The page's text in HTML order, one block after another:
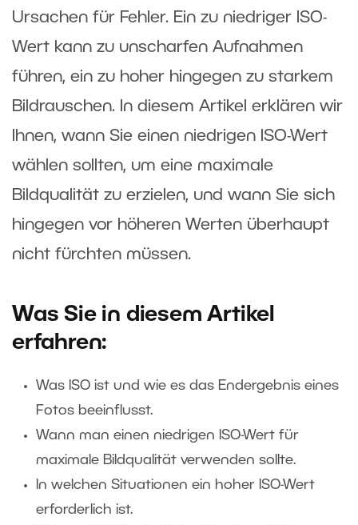
Ursachen für Fehler. Ein zu niedriger ISO-
Wert kann zu unscharfen Aufnahmen
führen, ein zu hoher hingegen zu starkem
Bildrauschen. In diesem Artikel erklären wir
Ihnen, wann Sie einen niedrigen ISO-Wert
wählen sollten, um eine maximale
Bildqualität zu erzielen, und wann Sie sich
hingegen vor höheren Werten überhaupt
nicht fürchten müssen.
Was Sie in diesem Artikel
erfahren:
Was ISO ist und wie es das Endergebnis eines
Fotos beeinflusst.
Wann man einen niedrigen ISO-Wert für
maximale Bildqualität verwenden sollte.
In welchen Situationen ein hoher ISO-Wert
erforderlich ist.